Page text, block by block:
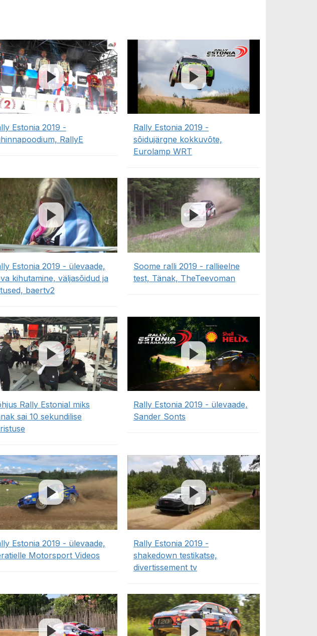
Estonia 2019 -
RallyE
Rally Estonia 2019 -
sõidujärgne kokkuvõte,
Eurolamp WRT
Estonia 2019 - ülevaade,
kihutamine, väljasõidud ja
baertv2
Soome ralli 2019 - rallieelne
test, Tänak, TheTeevoman
Rally Estonial miks
sai 10 sekundilise
Rally Estonia 2019 - ülevaade,
Sander Sonts
Estonia 2019 - ülevaade,
Motorsport Videos
Rally Estonia 2019 -
shakedown testikatse,
divertissement tv